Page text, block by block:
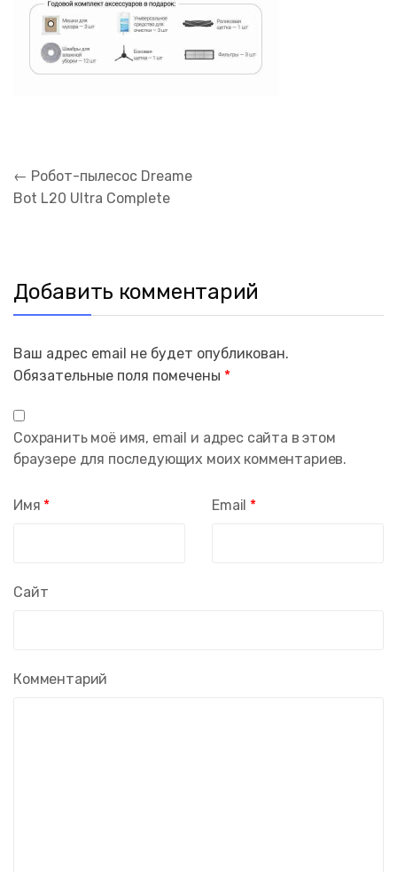
Навигация
по
← Робот-пылесос Dreame
Bot L20 Ultra Complete
Добавить комментарий
Ваш адрес email не будет опубликован.
Обязательные поля помечены *
Комментарий
Имя * Email *
Сайт
Сохранить моё имя, email и адрес сайта в этом
браузере для последующих моих комментариев.